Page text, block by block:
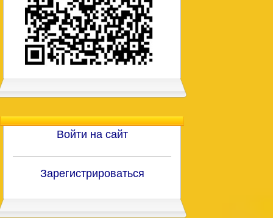
Войти на сайт
Зарегистрироваться